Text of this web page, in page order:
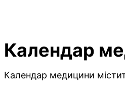
Календар
Календар медицини